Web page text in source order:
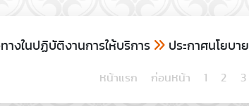
างในปฏิบัติงานการให้บริการ ประกาศนโยบ
หน้าแรก ก่อนหน้า 1 2 3